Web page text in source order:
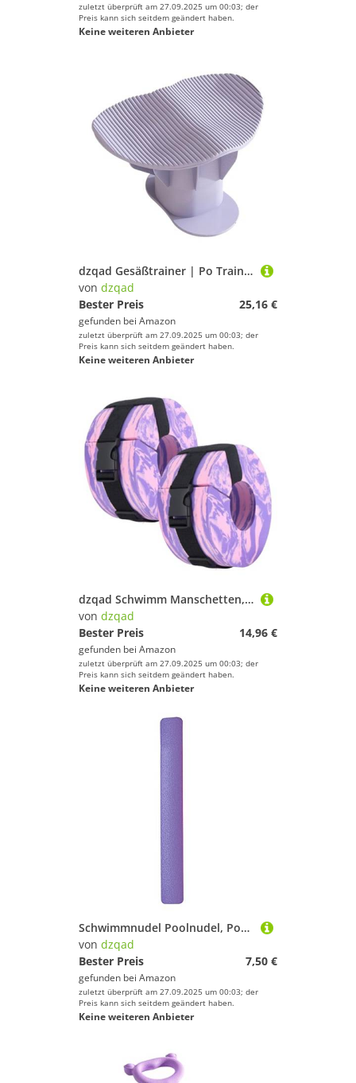
zuletzt überprüft am 27.09.2025 um 00:03; der
Preis kann sich seitdem geändert haben.
Keine weiteren Anbieter
dzqad Gesäßtrainer | Po Trainingsgerät,Multifunktionelles Tool Tragbare Fitnessausrüstung Für Yoga Zuhause Gym Frauen Und Männer Körperformung Fitness Arbeitsplatz
von dzqad
Bester Preis
25,16 €
gefunden bei Amazon
zuletzt überprüft am 27.09.2025 um 00:03; der
Preis kann sich seitdem geändert haben.
Keine weiteren Anbieter
dzqad Schwimm Manschetten, Schwimmreifen Für Fitness Und Training Im Wasser, Verstellbare Tragegurte Für Knöchel Und Arme Für Sportler Erwachsene
von dzqad
Bester Preis
14,96 €
gefunden bei Amazon
zuletzt überprüft am 27.09.2025 um 00:03; der
Preis kann sich seitdem geändert haben.
Keine weiteren Anbieter
Schwimmnudel Poolnudel, Poolnudel Für Kinder, Poolnudel Schwimmnudel, Schwimmstange Schaumschlauch, Schwimmbad-Nudeln für Kinder, Schaumstoff-Pool-Schwimmnudeln für Kinder und Erwachsene, Blau
von dzqad
Bester Preis
7,50 €
gefunden bei Amazon
zuletzt überprüft am 27.09.2025 um 00:03; der
Preis kann sich seitdem geändert haben.
Keine weiteren Anbieter